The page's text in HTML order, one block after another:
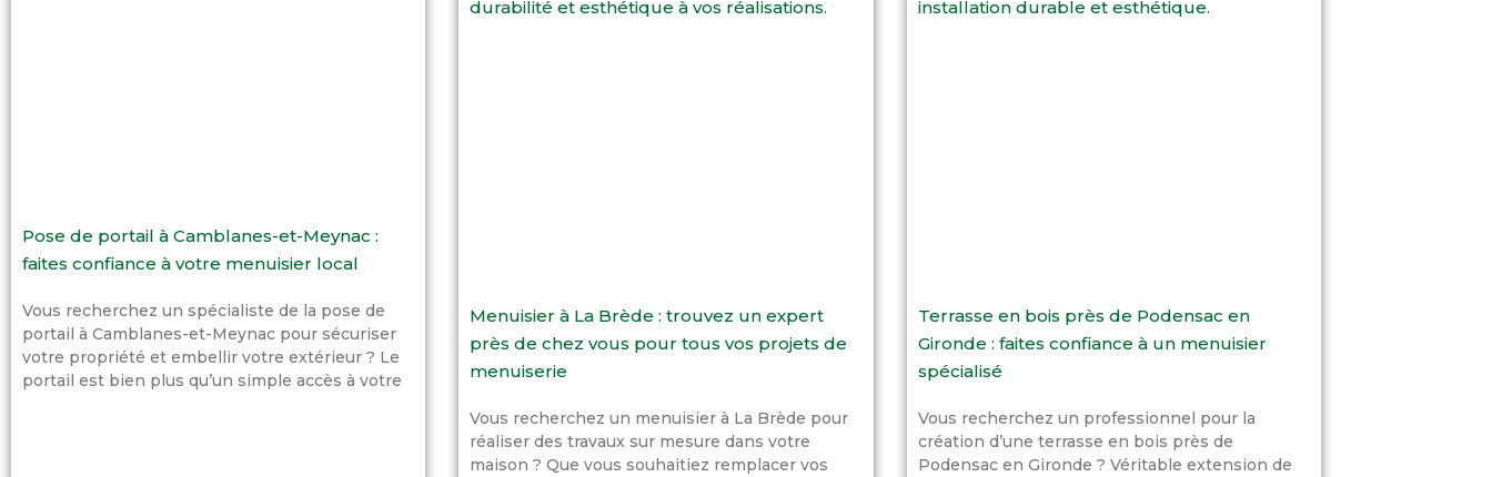
Pose de portail à Camblanes-et-Meynac :
faites confiance à votre menuisier local
Vous recherchez un spécialiste de la pose de
portail à Camblanes-et-Meynac pour sécuriser
votre propriété et embellir votre extérieur ? Le
portail est bien plus qu’un simple accès à votre
Menuisier à La Brède : trouvez un expert
près de chez vous pour tous vos projets de
menuiserie
Vous recherchez un menuisier à La Brède pour
réaliser des travaux sur mesure dans votre
maison ? Que vous souhaitiez remplacer vos
Terrasse en bois près de Podensac en
Gironde : faites confiance à un menuisier
spécialisé
Vous recherchez un professionnel pour la
création d’une terrasse en bois près de
Podensac en Gironde ? Véritable extension de